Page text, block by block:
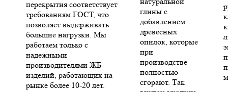
перекрытия соответствует
требованиям ГОСТ, что
позволяет выдерживать
большие нагрузки. Мы
работаем только с
надежными
производителями ЖБ
изделий, работающих на
рынке более 10-20 лет.
глины с
добавлением
древесных
опилок, которые
при
производстве
полностью
сгорают. Так